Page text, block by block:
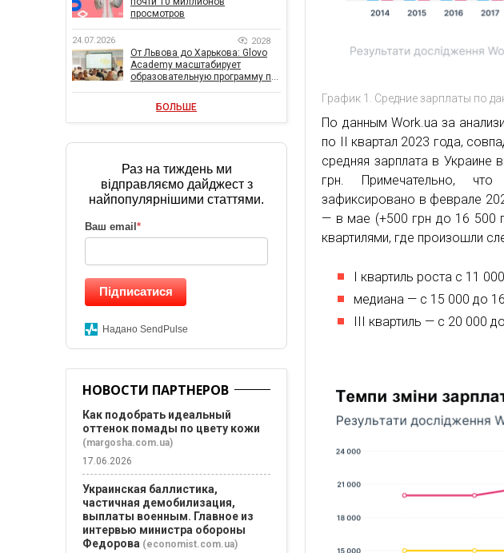
График 1. Средние зарплаты по
По данным Work.ua за
по ІІ квартал 2023 года,
средняя зарплата в
грн. Примечательно,
зафиксировано в феврале
— в мае (+500 грн до 16 500
квартилями, где произошли
І квартиль роста с 11
медиана — с 15 000 до
III квартиль — с 20 000
просмотров
24.07.2026 2028
От Львова до Харькова: Glovo
Academy масштабирует
образовательную программу по
бизнеса
БОЛЬШЕ
Раз на тиждень ми
відправляємо дайджест з
найпопулярнішими статтями.
Ваш email *
Підписатися
Надано SendPulse
НОВОСТИ ПАРТНЕРОВ
Как подобрать идеальный
оттенок помады по цвету кожи
(margosha.com.ua)
17.06.2026
Украинская баллистика,
частичная демобилизация,
выплаты военным. Главное из
интервью министра обороны
Федорова (economist.com.ua)